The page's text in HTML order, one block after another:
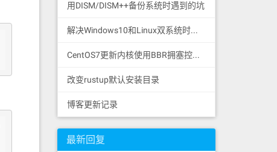
用DISM/DISM++备份系统时遇到的坑
解决Windows10和Linux双系统时间错误
CentOS7更新内核使用BBR拥塞控制算法
改变rustup默认安装目录
博客更新记录
最新回复